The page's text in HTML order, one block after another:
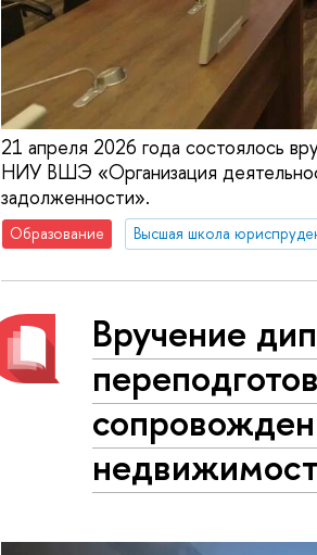
21 апреля 2026 года состоялось
НИУ ВШЭ «Организация
задолженности».
Образование
Вручение